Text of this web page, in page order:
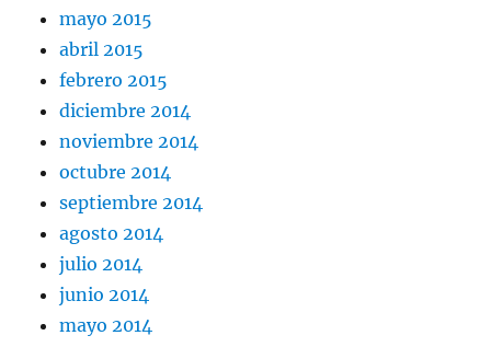
mayo 2015
abril 2015
febrero 2015
diciembre 2014
noviembre 2014
octubre 2014
septiembre 2014
agosto 2014
julio 2014
junio 2014
mayo 2014